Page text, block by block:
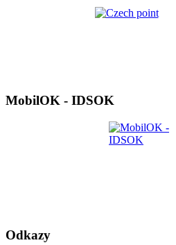
MobilOK - IDSOK
Odkazy